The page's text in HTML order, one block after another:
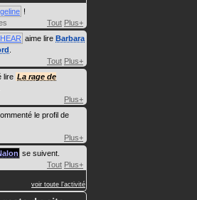
!
Tout Plus+
aime lire Barbara
Tout Plus+
lire La rage de
Plus+
le profil de
Plus+
se suivent.
Tout Plus+
voir toute l'activité